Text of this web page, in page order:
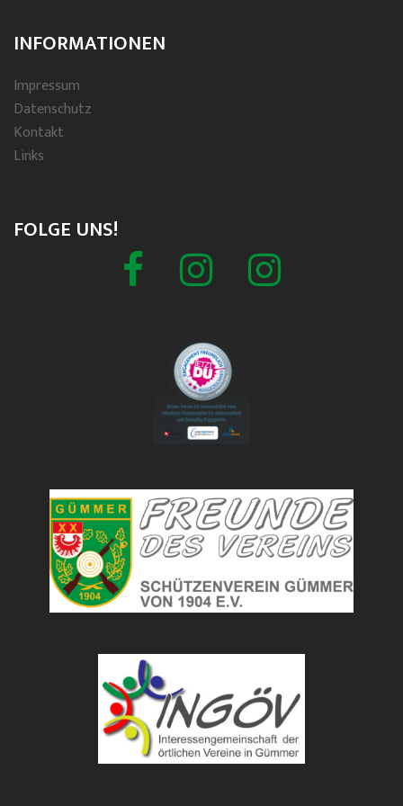
INFORMATIONEN
Impressum
Datenschutz
Kontakt
Links
FOLGE UNS!
Facebook SchützenvereinSpielmannszug